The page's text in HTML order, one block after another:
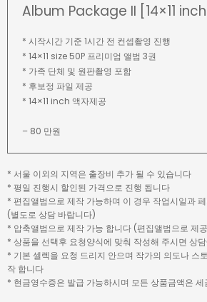
Album Package II [14×11 inch
* 시작시간 기준 1시간 전 컨셉촬영 진행
* 14×11 size 50P 프리미엄 앨범 3권
* 가족 단체 및 원판촬영 포함
* 후보정 파일 제공
* 14×11 inch 액자제공
– 80 만원
* 서울 이외의 지역은 출장비 추가 될 수 있습니다
* 평일 진행시 할인된 가격으로 진행 됩니다
* 편집앨범으로 제작 가능하며 이 경우 작업시일과
(별도로 상담 바랍니다)
* 압축앨범으로 제작 가능 합니다 (편집앨범으로 제
* 상품을 선택후 요청양식에 맞춰 작성해 주시면 상
* 기본 셀렉을 요청 드리지 안으며 작가의 의도나 스
작 합니다
* 현금영수증은 발급 가능하시며 모든 상품금액은